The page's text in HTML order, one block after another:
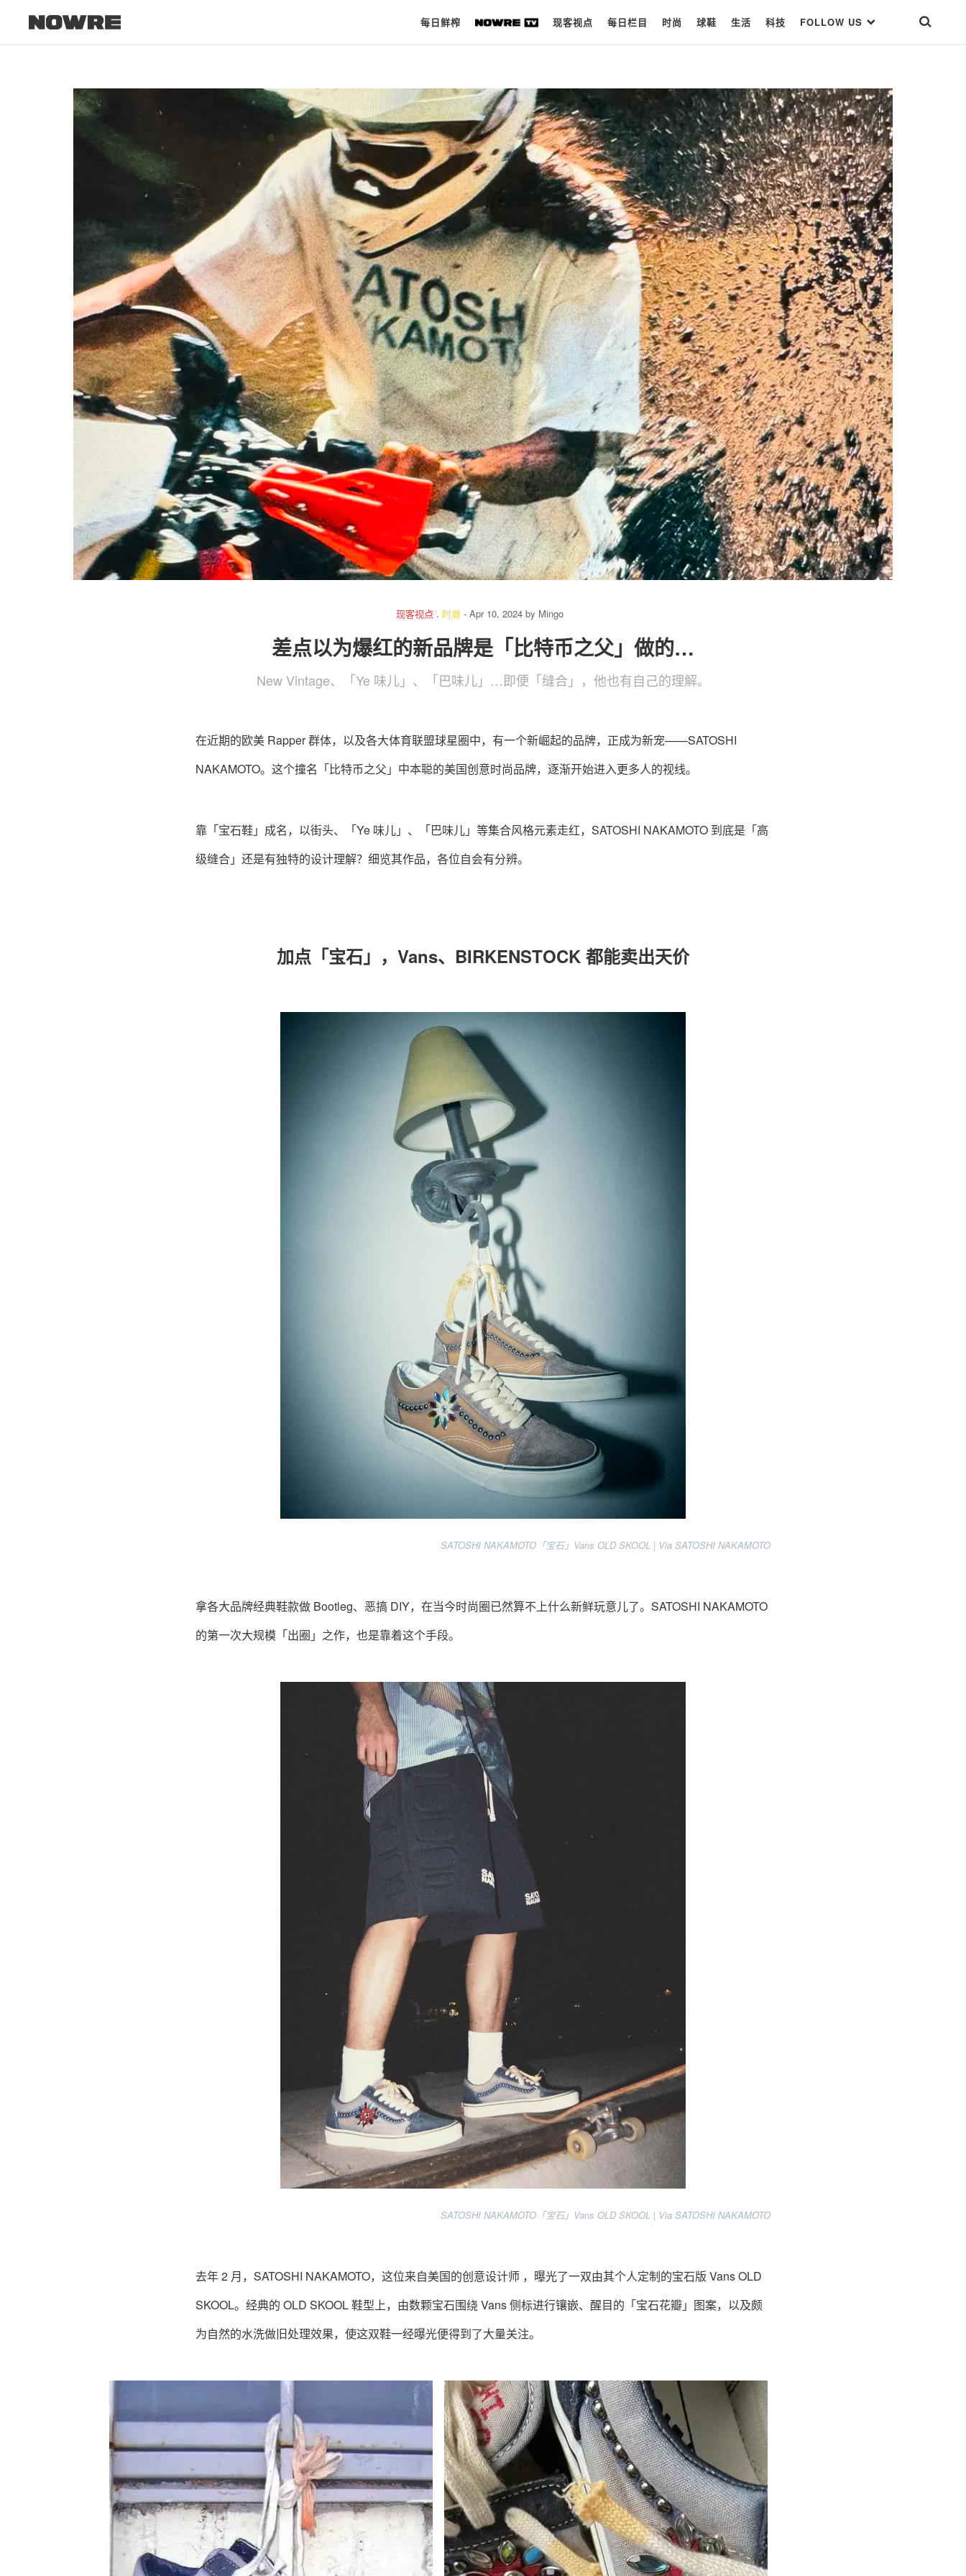
每日鲜榨 现客视点 每日栏目 时尚 球鞋 生活 科技 FOLLOW US
现客视点
每日栏目
时 尚
球 鞋
生 活
科 技
关于我们 联系我们
现客视点 . 时尚 - Apr 10, 2024 by Mingo
差点以为爆红的新品牌是「比特币之父」做的…
New Vintage、「Ye 味儿」、「巴味儿」…即便「缝合」，他也有自己的理解。
在近期的欧美 Rapper 群体，以及各大体育联盟球星圈中，有一个新崛起的品牌，正成为新宠——SATOSHI
NAKAMOTO。这个撞名「比特币之父」中本聪的美国创意时尚品牌，逐渐开始进入更多人的视线。
靠「宝石鞋」成名，以街头、「Ye 味儿」、「巴味儿」等集合风格元素走红，SATOSHI NAKAMOTO 到底是「高
级缝合」还是有独特的设计理解？细览其作品，各位自会有分辨。
加点「宝石」，Vans、BIRKENSTOCK 都能卖出天价
SATOSHI NAKAMOTO「宝石」Vans OLD SKOOL | Via SATOSHI NAKAMOTO
拿各大品牌经典鞋款做 Bootleg、恶搞 DIY，在当今时尚圈已然算不上什么新鲜玩意儿了。SATOSHI NAKAMOTO
的第一次大规模「出圈」之作，也是靠着这个手段。
SATOSHI NAKAMOTO「宝石」Vans OLD SKOOL | Via SATOSHI NAKAMOTO
去年 2 月，SATOSHI NAKAMOTO，这位来自美国的创意设计师 ，曝光了一双由其个人定制的宝石版 Vans OLD
SKOOL。经典的 OLD SKOOL 鞋型上，由数颗宝石围绕 Vans 侧标进行镶嵌、醒目的「宝石花瓣」图案，以及颇
为自然的水洗做旧处理效果，使这双鞋一经曝光便得到了大量关注。